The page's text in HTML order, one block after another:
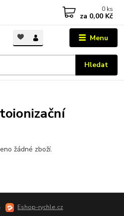
Menu
Hledat
0 ks
za 0,00 Kč
žádné zboží.
Eshop-rychle.cz